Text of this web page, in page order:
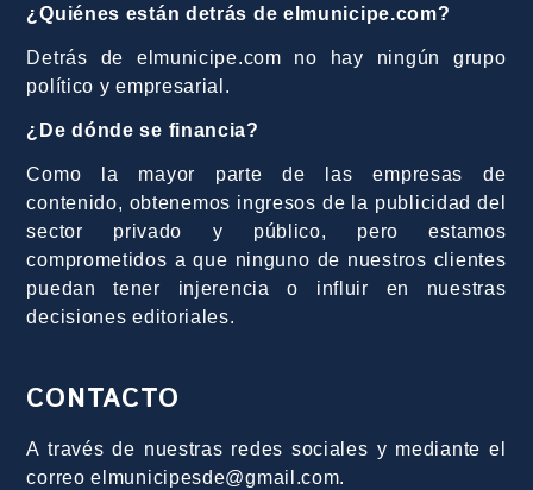
¿Quiénes están detrás de elmunicipe.com?
Detrás de elmunicipe.com no hay ningún grupo
político y empresarial.
¿De dónde se financia?
Como la mayor parte de las empresas de
contenido, obtenemos ingresos de la publicidad del
sector privado y público, pero estamos
comprometidos a que ninguno de nuestros clientes
puedan tener injerencia o influir en nuestras
decisiones editoriales.
CONTACTO
A través de nuestras redes sociales y mediante el
correo elmunicipesde@gmail.com.